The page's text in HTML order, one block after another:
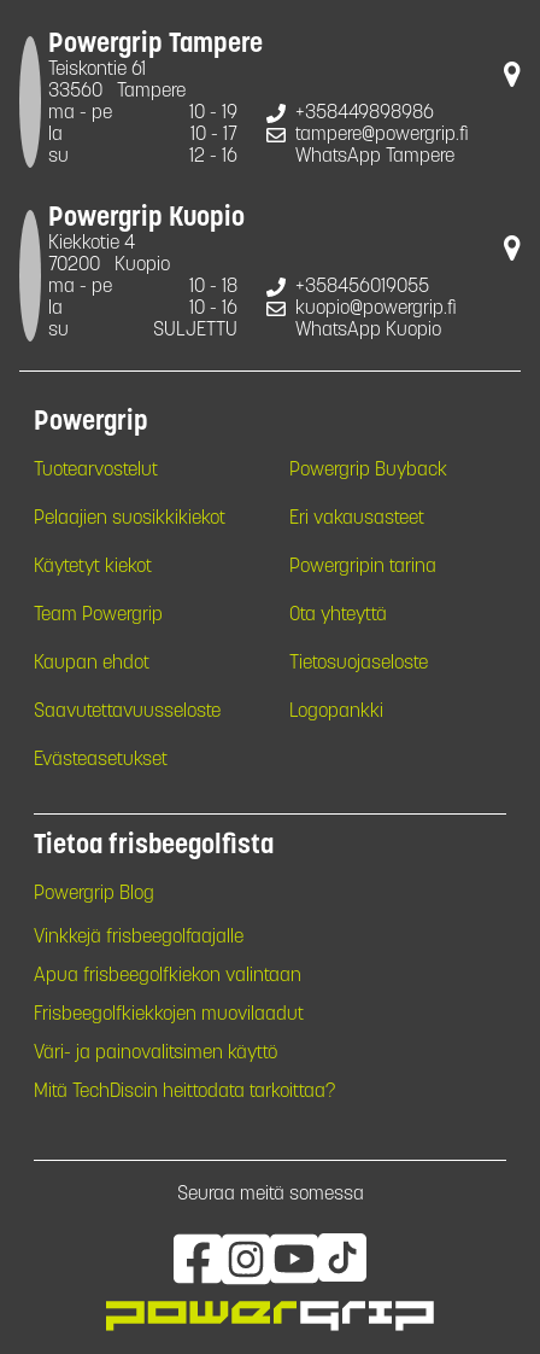
Powergrip Tampere
Teiskontie 61
33560
Tampere
ma - pe
10 - 19
la
10 - 17
su
12 - 16
+358449898986
tampere@powergrip.fi
WhatsApp Tampere
Powergrip Kuopio
Kiekkotie 4
70200
Kuopio
ma - pe
10 - 18
la
10 - 16
su
SULJETTU
+358456019055
kuopio@powergrip.fi
WhatsApp Kuopio
Powergrip
Tuotearvostelut Powergrip Buyback
Pelaajien suosikkikiekot Eri vakausasteet
Käytetyt kiekot Powergripin tarina
Team Powergrip Ota yhteyttä
Kaupan ehdot Tietosuojaseloste
Saavutettavuusseloste Logopankki
Evästeasetukset
Tietoa frisbeegolfista
Powergrip Blog
Vinkkejä frisbeegolfaajalle
Apua frisbeegolfkiekon valintaan
Frisbeegolfkiekkojen muovilaadut
Väri- ja painovalitsimen käyttö
Mitä TechDiscin heittodata tarkoittaa?
Seuraa meitä somessa